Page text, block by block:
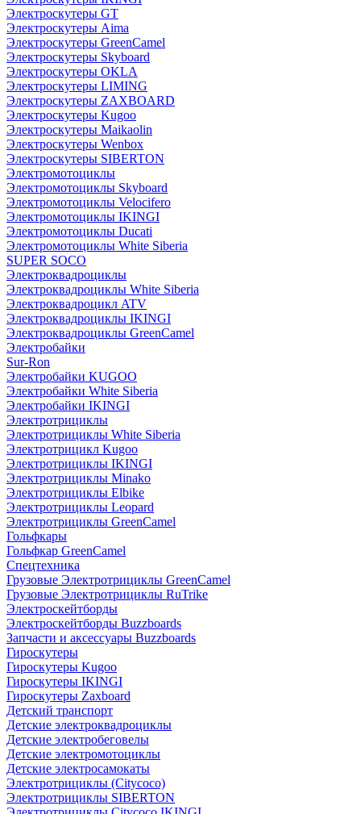
Электроскутеры GT
Электроскутеры Aima
Электроскутеры GreenCamel
Электроскутеры Skyboard
Электроскутеры OKLA
Электроскутеры LIMING
Электроскутеры ZAXBOARD
Электроскутеры Kugoo
Электроскутеры Maikaolin
Электроскутеры Wenbox
Электроскутеры SIBERTON
Электромотоциклы
Электромотоциклы Skyboard
Электромотоциклы Velocifero
Электромотоциклы IKINGI
Электромотоциклы Ducati
Электромотоциклы White Siberia
SUPER SOCO
Электроквадроциклы
Электроквадроциклы White Siberia
Электроквадроцикл ATV
Электроквадроциклы IKINGI
Электроквадроциклы GreenCamel
Электробайки
Sur-Ron
Электробайки KUGOO
Электробайки White Siberia
Электробайки IKINGI
Электротрициклы
Электротрициклы White Siberia
Электротрицикл Kugoo
Электротрициклы IKINGI
Электротрициклы Minako
Электротрициклы Elbike
Электротрициклы Leopard
Электротрициклы GreenCamel
Гольфкары
Гольфкар GreenCamel
Спецтехника
Грузовые Электротрициклы GreenCamel
Грузовые Электротрициклы RuTrike
Электроскейтборды
Электроскейтборды Buzzboards
Запчасти и аксессуары Buzzboards
Гироскутеры
Гироскутеры Kugoo
Гироскутеры IKINGI
Гироскутеры Zaxboard
Детский транспорт
Детские электроквадроциклы
Детские электробеговелы
Детские электромотоциклы
Детские электросамокаты
Электротрициклы (Citycoco)
Электротрициклы SIBERTON